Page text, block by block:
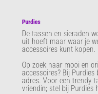
Purdies
De tassen en sieraden
uit hoeft maar waar je
accessoires kunt kopen.
Op zoek naar mooi en
accessoires? Bij Purdies
adres. Voor een trendy
vriendin; stel bij Purdies